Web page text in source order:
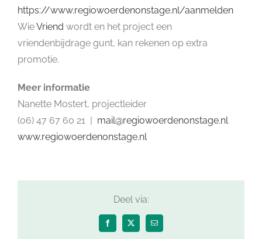
https://www.regiowoerdenonstage.nl/aanmelden
WieVriend wordt en het project een
vriendenbijdrage gunt, kan rekenen op extra
promotie.
Meer informatie
Nanette Mostert, projectleider
(06) 47 67 60 21 | mail@regiowoerdenonstage.nl
www.regiowoerdenonstage.nl
Deel via:
Facebook
X
E-
mail